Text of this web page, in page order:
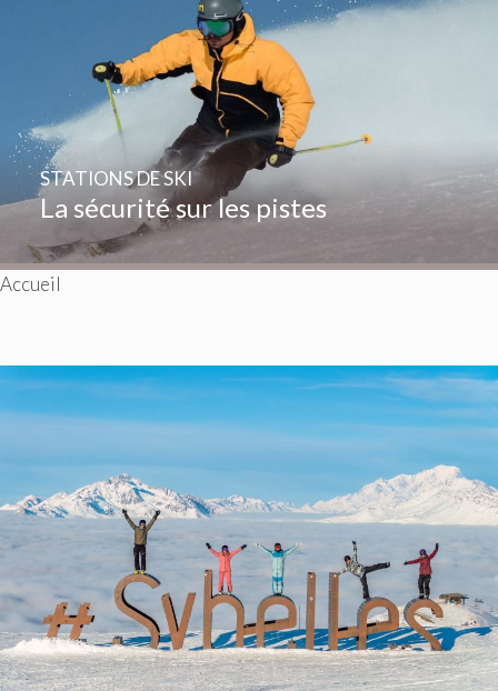
La sécurité sur les pistes
STATIONS DE SKI
Accueil